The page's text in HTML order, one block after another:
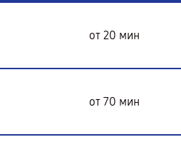
от 20 мин
от 70 мин